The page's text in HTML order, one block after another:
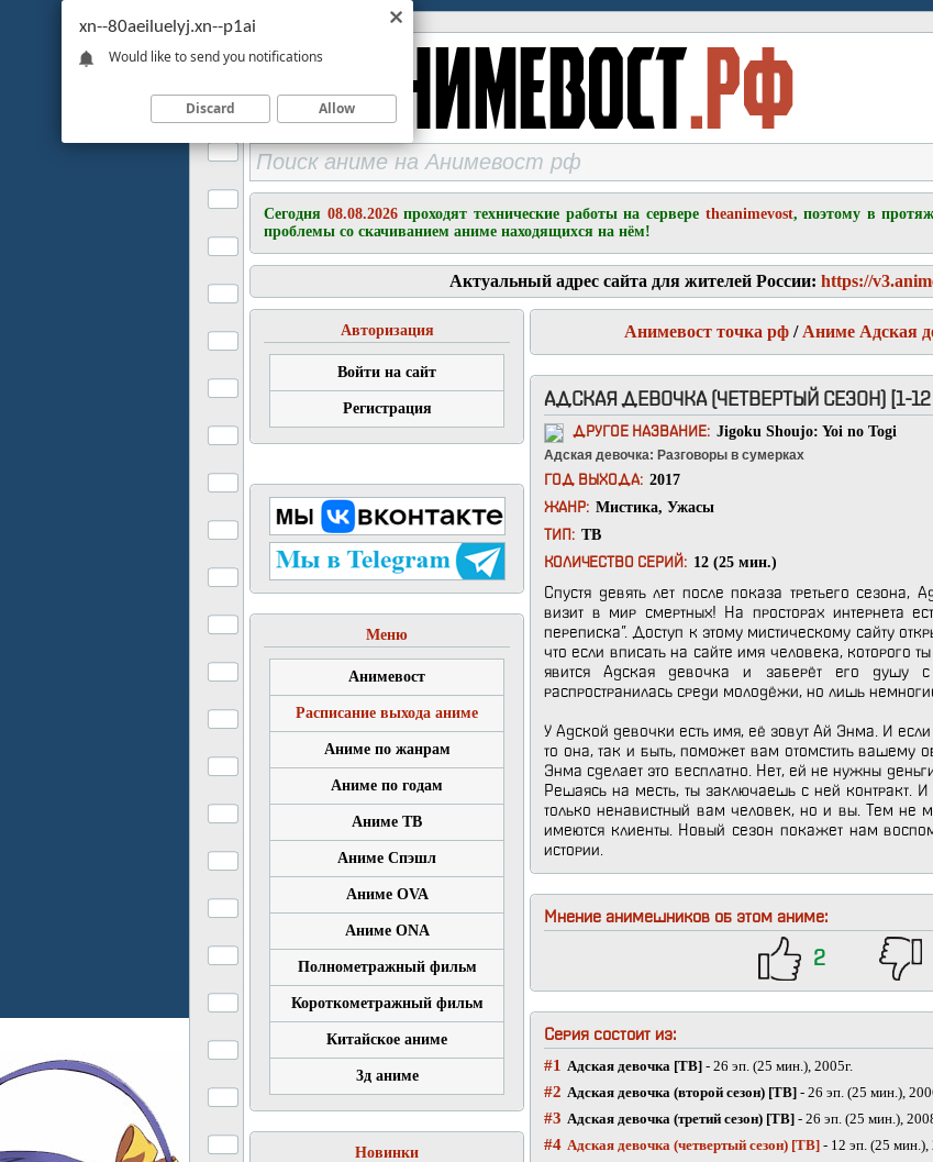
Сегодня 08.08.2026проходят технические работы на сервере theanimevost, поэтому в
проблемы со скачиванием аниме находящихся на нём!
Актуальный адрес сайта для жителей России: https://
Авторизация
Войти на сайт
Регистрация
Меню
Анимевост
Расписание выхода аниме
Аниме по жанрам
Аниме по годам
Аниме ТВ
Аниме Спэшл
Аниме OVA
Аниме ONA
Полнометражный фильм
Короткометражный фильм
Китайское аниме
3д аниме
Новинки
Анимевост точка рф / Аниме Адская
АДСКАЯ ДЕВОЧКА (ЧЕТВЕРТЫЙ СЕЗОН) [1-12
ДРУГОЕ НАЗВАНИЕ: Jigoku Shoujo: Yoi no Togi
Адская девочка: Разговоры в сумерках
ГОД ВЫХОДА: 2017
ЖАНР: Мистика, Ужасы
ТИП: ТВ
КОЛИЧЕСТВО СЕРИЙ: 12 (25 мин.)
Спустя девять лет после показа третьего сезона,
визит в мир смертных! На просторах интернета
переписка”. Доступ к этому мистическому сайту
что если вписать на сайте имя человека, которого
явится Адская девочка и заберёт его душу
распространилась среди молодёжи, но лишь
У Адской девочки есть имя, её зовут Ай Энма. И
то она, так и быть, поможет вам отомстить вашему
Энма сделает это бесплатно. Нет, ей не нужны
Решаясь на месть, ты заключаешь с ней контракт. И
только ненавистный вам человек, но и вы. Тем не
имеются клиенты. Новый сезон покажет нам
истории.
Мнение анимешников об этом аниме:
2
Серия состоит из:
#1 Адская девочка [ТВ] - 26 эп. (25 мин.), 2005г.
#2 Адская девочка (второй сезон) [ТВ] - 26 эп. (25 мин.),
#3 Адская девочка (третий сезон) [ТВ] - 26 эп. (25 мин.),
#4 Адская девочка (четвертый сезон) [ТВ] - 12 эп. (25 мин.),
xn--80aeiluelyj.xn--p1ai
Would like to send you notifications
Discard Allow